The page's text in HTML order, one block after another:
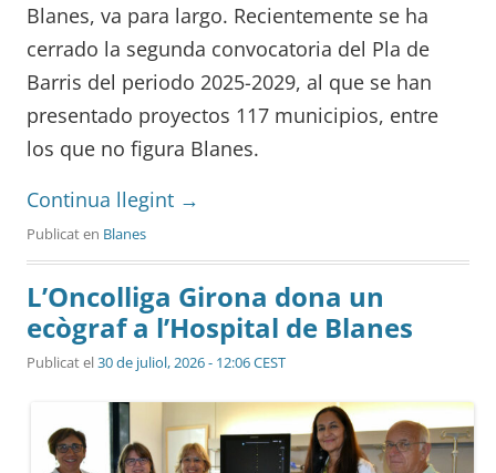
Blanes, va para largo. Recientemente se ha
cerrado la segunda convocatoria del Pla de
Barris del periodo 2025-2029, al que se han
presentado proyectos 117 municipios, entre
los que no figura Blanes.
Continua llegint →
Publicat en Blanes
L’Oncolliga Girona dona un
ecògraf a l’Hospital de Blanes
Publicat el30 de juliol, 2026 - 12:06 CEST